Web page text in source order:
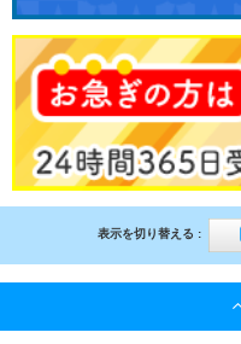
表示を切り替える :